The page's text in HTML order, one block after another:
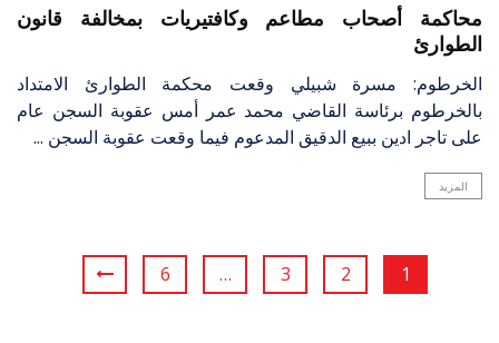
محاكمة أصحاب مطاعم وكافتيريات بمخالفة قانون
الطوارئ
الخرطوم: مسرة شبيلي وقعت محكمة الطوارئ الامتداد
بالخرطوم برئاسة القاضي محمد عمر أمس عقوبة السجن عام
على تاجر ادين ببيع الدقيق المدعوم فيما وقعت عقوبة السجن ...
المزيد
1
2
3
…
6